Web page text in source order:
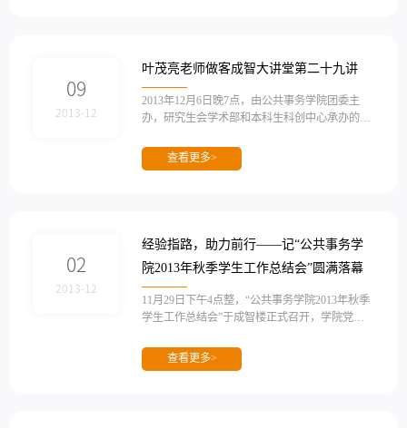
次答辩会共有七支实践队参加，抽签决定上场顺
09
2013-12
叶茂亮老师做客成智大讲堂第二十九讲
2013年12月6日晚7点，由公共事务学院团委主
办，研究生会学术部和本科生科创中心承办的成
座有幸请到了来自中国人民大学的叶茂亮老师，
为同学们做了一场题为《One Step at a Time: Does
要研究领域是实验经济学。本次讲座，叶茂亮老
查看更多>
02
2013-12
经验指路，助力前行——记“公共事务学
院2013年秋季学生工作总结会”圆满落幕
11月29日下午4点整，“公共事务学院2013年秋季
学生工作总结会”于成智楼正式召开，学院党委
辅导员谭超、苏毅辉参加本次会议。 本次会议的
与会人员主要是来自研究生团总支、研究生会以
查看更多>